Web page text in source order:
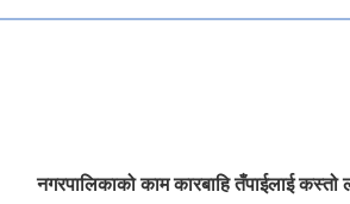
नगरपालिकाको काम कारबाहि तँपाईलाई कस्तो